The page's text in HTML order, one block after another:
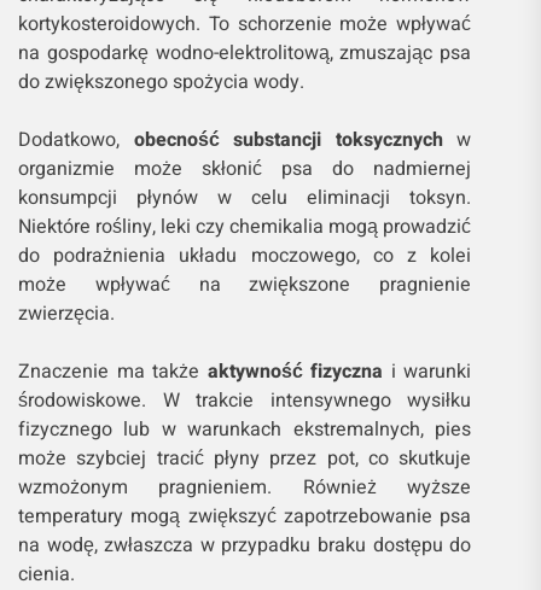
kortykosteroidowych. To schorzenie może wpływać
na gospodarkę wodno-elektrolitową, zmuszając psa
do zwiększonego spożycia wody.
Dodatkowo, obecność substancji toksycznychw
organizmie może skłonić psa do nadmiernej
konsumpcji płynów w celu eliminacji toksyn.
Niektóre rośliny, leki czy chemikalia mogą prowadzić
do podrażnienia układu moczowego, co z kolei
może wpływać na zwiększone pragnienie
zwierzęcia.
Znaczenie ma także aktywność fizyczna i warunki
środowiskowe. W trakcie intensywnego wysiłku
fizycznego lub w warunkach ekstremalnych, pies
może szybciej tracić płyny przez pot, co skutkuje
wzmożonym pragnieniem. Również wyższe
temperatury mogą zwiększyć zapotrzebowanie psa
na wodę, zwłaszcza w przypadku braku dostępu do
cienia.